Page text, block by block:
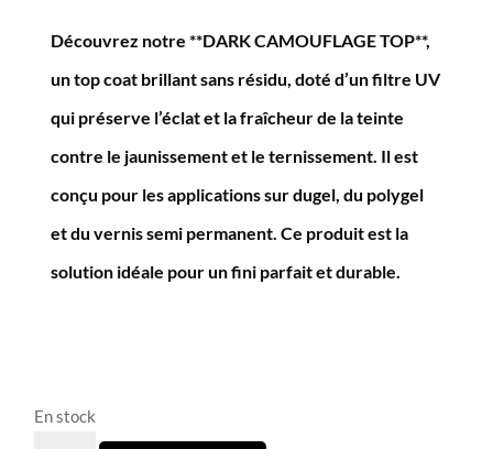
Découvrez notre **DARK CAMOUFLAGE TOP**,
un top coat brillant sans résidu, doté d’un filtre UV
qui préserve l’éclat et la fraîcheur de la teinte
contre le jaunissement et le ternissement. Il est
conçu pour les applications sur dugel, du polygel
et du vernis semi permanent. Ce produit est la
solution idéale pour un fini parfait et durable.
En stock